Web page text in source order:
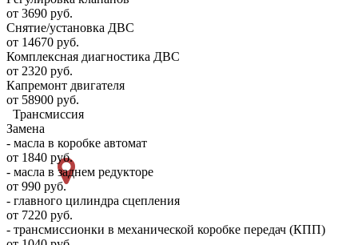
от 3690 руб.
Снятие/установка ДВС
от 14670 руб.
Комплексная диагностика ДВС
от 2320 руб.
Капремонт двигателя
от 58900 руб.
Трансмиссия
Замена
- масла в коробке автомат
от 1840 руб.
- масла в заднем редукторе
от 990 руб.
- главного цилиндра сцепления
от 7220 руб.
- трансмиссионки в механической коробке передач (КПП)